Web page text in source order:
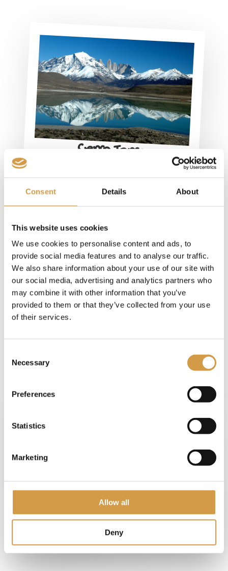
Cerro Torre
Dag 6: Vrije Dag in El Chaltén
Neem de tijd om in El Chaltén te genieten van een
ontspannen ochtend met een wandeling of een
andere activiteit zoals paardrijden, mountainbiken
of kajakken. Dit kleine dorp, gelegen aan de voet
van Mount Fitz Roy en Cerro Torre, is een van de
beste trekkingbestemmingen. Overweeg een
bezoek aan het La Leona Versteende Bos, dat
teruggaat tot 150 miljoen jaar geleden in het Jura-
tijdperk. Vergeet niet om vooraf een gids te
je op tijd terugrijdt naar El Calafate.
Perito Moreno Gletsjer